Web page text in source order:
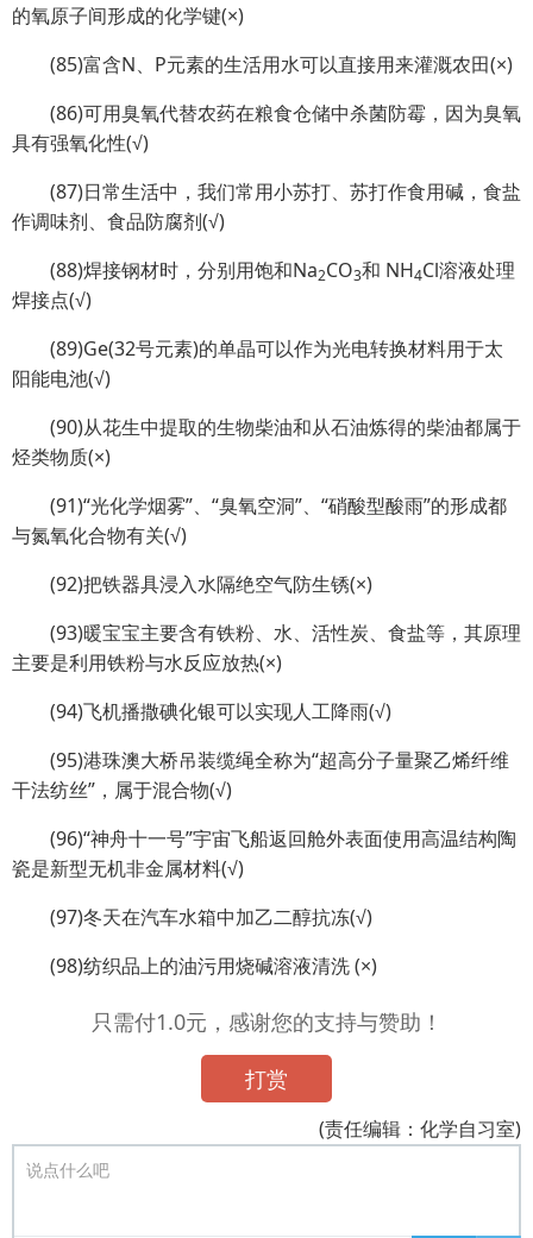
的氧原子间形成的化学键(×)
(85)富含N、P元素的生活用水可以直接用来灌溉农田(×)
(86)可用臭氧代替农药在粮食仓储中杀菌防霉，因为臭氧
具有强氧化性(√)
(87)日常生活中，我们常用小苏打、苏打作食用碱，食盐
作调味剂、食品防腐剂(√)
(88)焊接钢材时，分别用饱和Na2CO3和 NH4Cl溶液处理
焊接点(√)
(89)Ge(32号元素)的单晶可以作为光电转换材料用于太
阳能电池(√)
(90)从花生中提取的生物柴油和从石油炼得的柴油都属于
烃类物质(×)
(91)“光化学烟雾”、“臭氧空洞”、“硝酸型酸雨”的形成都
与氮氧化合物有关(√)
(92)把铁器具浸入水隔绝空气防生锈(×)
(93)暖宝宝主要含有铁粉、水、活性炭、食盐等，其原理
主要是利用铁粉与水反应放热(×)
(94)飞机播撒碘化银可以实现人工降雨(√)
(95)港珠澳大桥吊装缆绳全称为“超高分子量聚乙烯纤维
干法纺丝”，属于混合物(√)
(96)“神舟十一号”宇宙飞船返回舱外表面使用高温结构陶
瓷是新型无机非金属材料(√)
(97)冬天在汽车水箱中加乙二醇抗冻(√)
(98)纺织品上的油污用烧碱溶液清洗 (×)
只需付1.0元，感谢您的支持与赞助！
打赏
(责任编辑：化学自习室)
说点什么吧